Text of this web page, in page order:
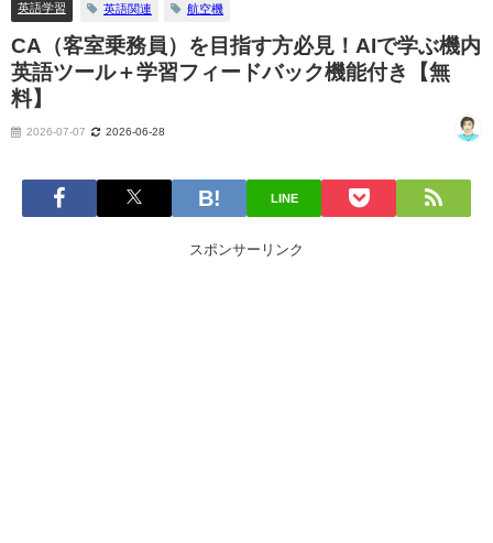
英語学習 英語関連 航空機
CA（客室乗務員）を目指す方必見！AIで学ぶ機内
英語ツール＋学習フィードバック機能付き【無
料】
2026-07-07 2026-06-28
LINE
スポンサーリンク